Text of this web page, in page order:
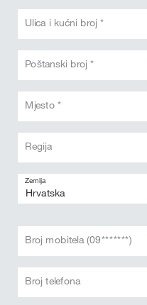
Ulica i kućni broj *
Poštanski broj *
Mjesto *
Regija
Zemlja
Broj mobitela (09*******)
Broj telefona